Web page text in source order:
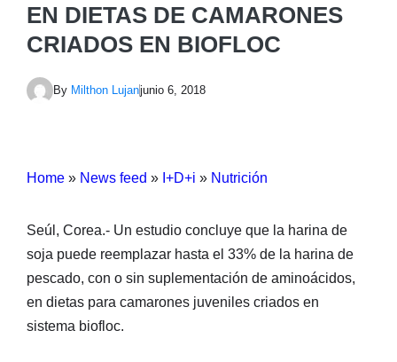
EN DIETAS DE CAMARONES
CRIADOS EN BIOFLOC
By Milthon Lujanjunio 6, 2018
Home » News feed » I+D+i » Nutrición
Seúl, Corea.- Un estudio concluye que la harina de
soja puede reemplazar hasta el 33% de la harina de
pescado, con o sin suplementación de aminoácidos,
en dietas para camarones juveniles criados en
sistema biofloc.